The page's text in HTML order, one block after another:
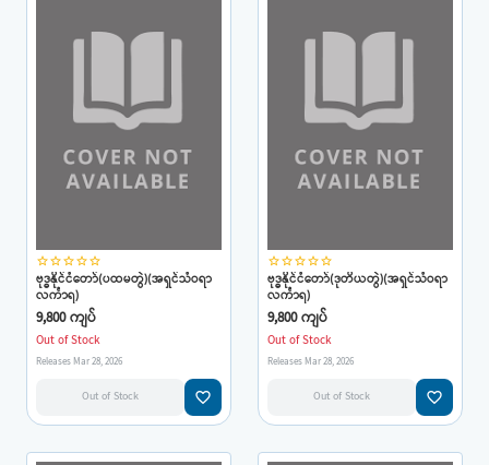
star_borderstar_borderstar_borderstar_borderstar_border
ဗုဒ္ဓနိုင်ငံတော်(ပထမတွဲ)(အရှင်သံဝရာ
လင်္ကာရ)
9,800 ကျပ်
Out of Stock
Releases Mar 28, 2026
Out of Stock favorite_border
star_borderstar_borderstar_borderstar_borderstar_border
ဗုဒ္ဓနိုင်ငံတော်(ဒုတိယတွဲ)(အရှင်သံဝရာ
လင်္ကာရ)
9,800 ကျပ်
Out of Stock
Releases Mar 28, 2026
Out of Stock favorite_border